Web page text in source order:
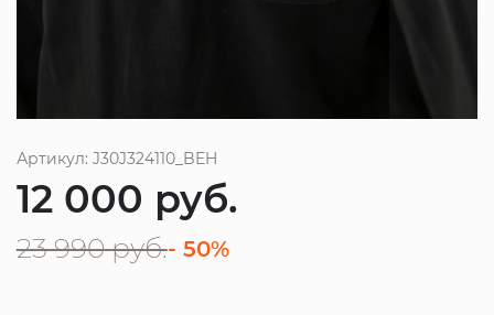
Артикул: J30J324110_BEH
12 000 руб.
23 990 руб.- 50%